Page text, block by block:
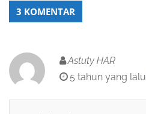
3 KOMENTAR
Astuty HAR
5 tahun yang lalu